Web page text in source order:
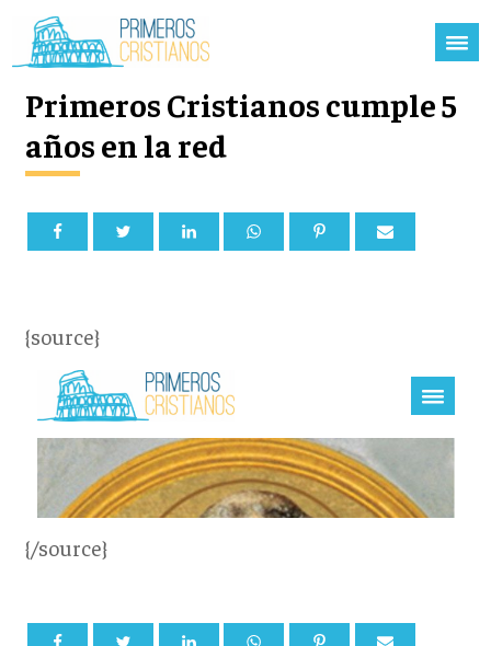
Primeros Cristianos cumple 5
años en la red
{source}
{/source}